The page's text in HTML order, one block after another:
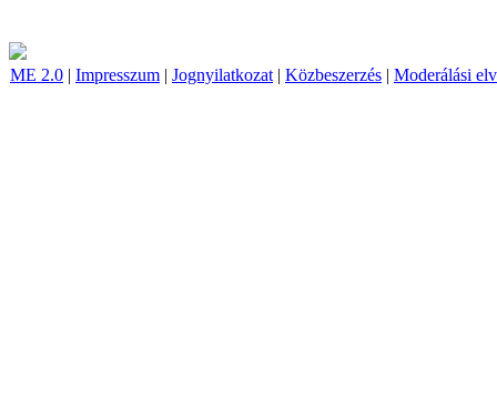
ME 2.0 | Impresszum | Jognyilatkozat | Közbeszerzés | Moderálási